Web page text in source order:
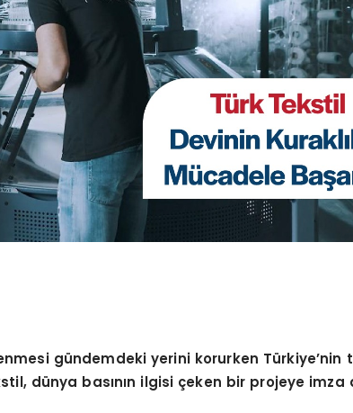
gündemdeki yerini korurken Türkiye’nin
dünya basının ilgisi çeken bir projeye imza